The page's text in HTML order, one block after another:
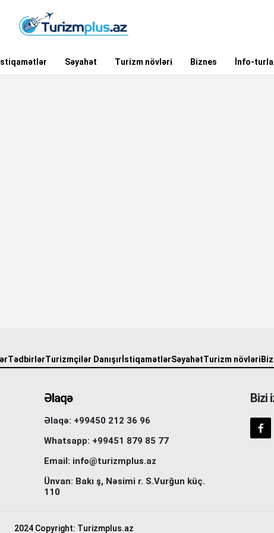
İstiqamətlər Səyahət Turizm növləri Biznes İnfo-
TədbirlərTurizmçilər Danışır İstiqamətlərSəyahətTurizm növləri
Əlaqə
Əlaqə: +99450 212 36 96
Whatsapp: +99451 879 85 77
Email: info@turizmplus.az
Ünvan: Bakı ş, Nəsimi r. S.Vurğun küç.
110
Bizi
2024 Copyright: Turizmplus.az